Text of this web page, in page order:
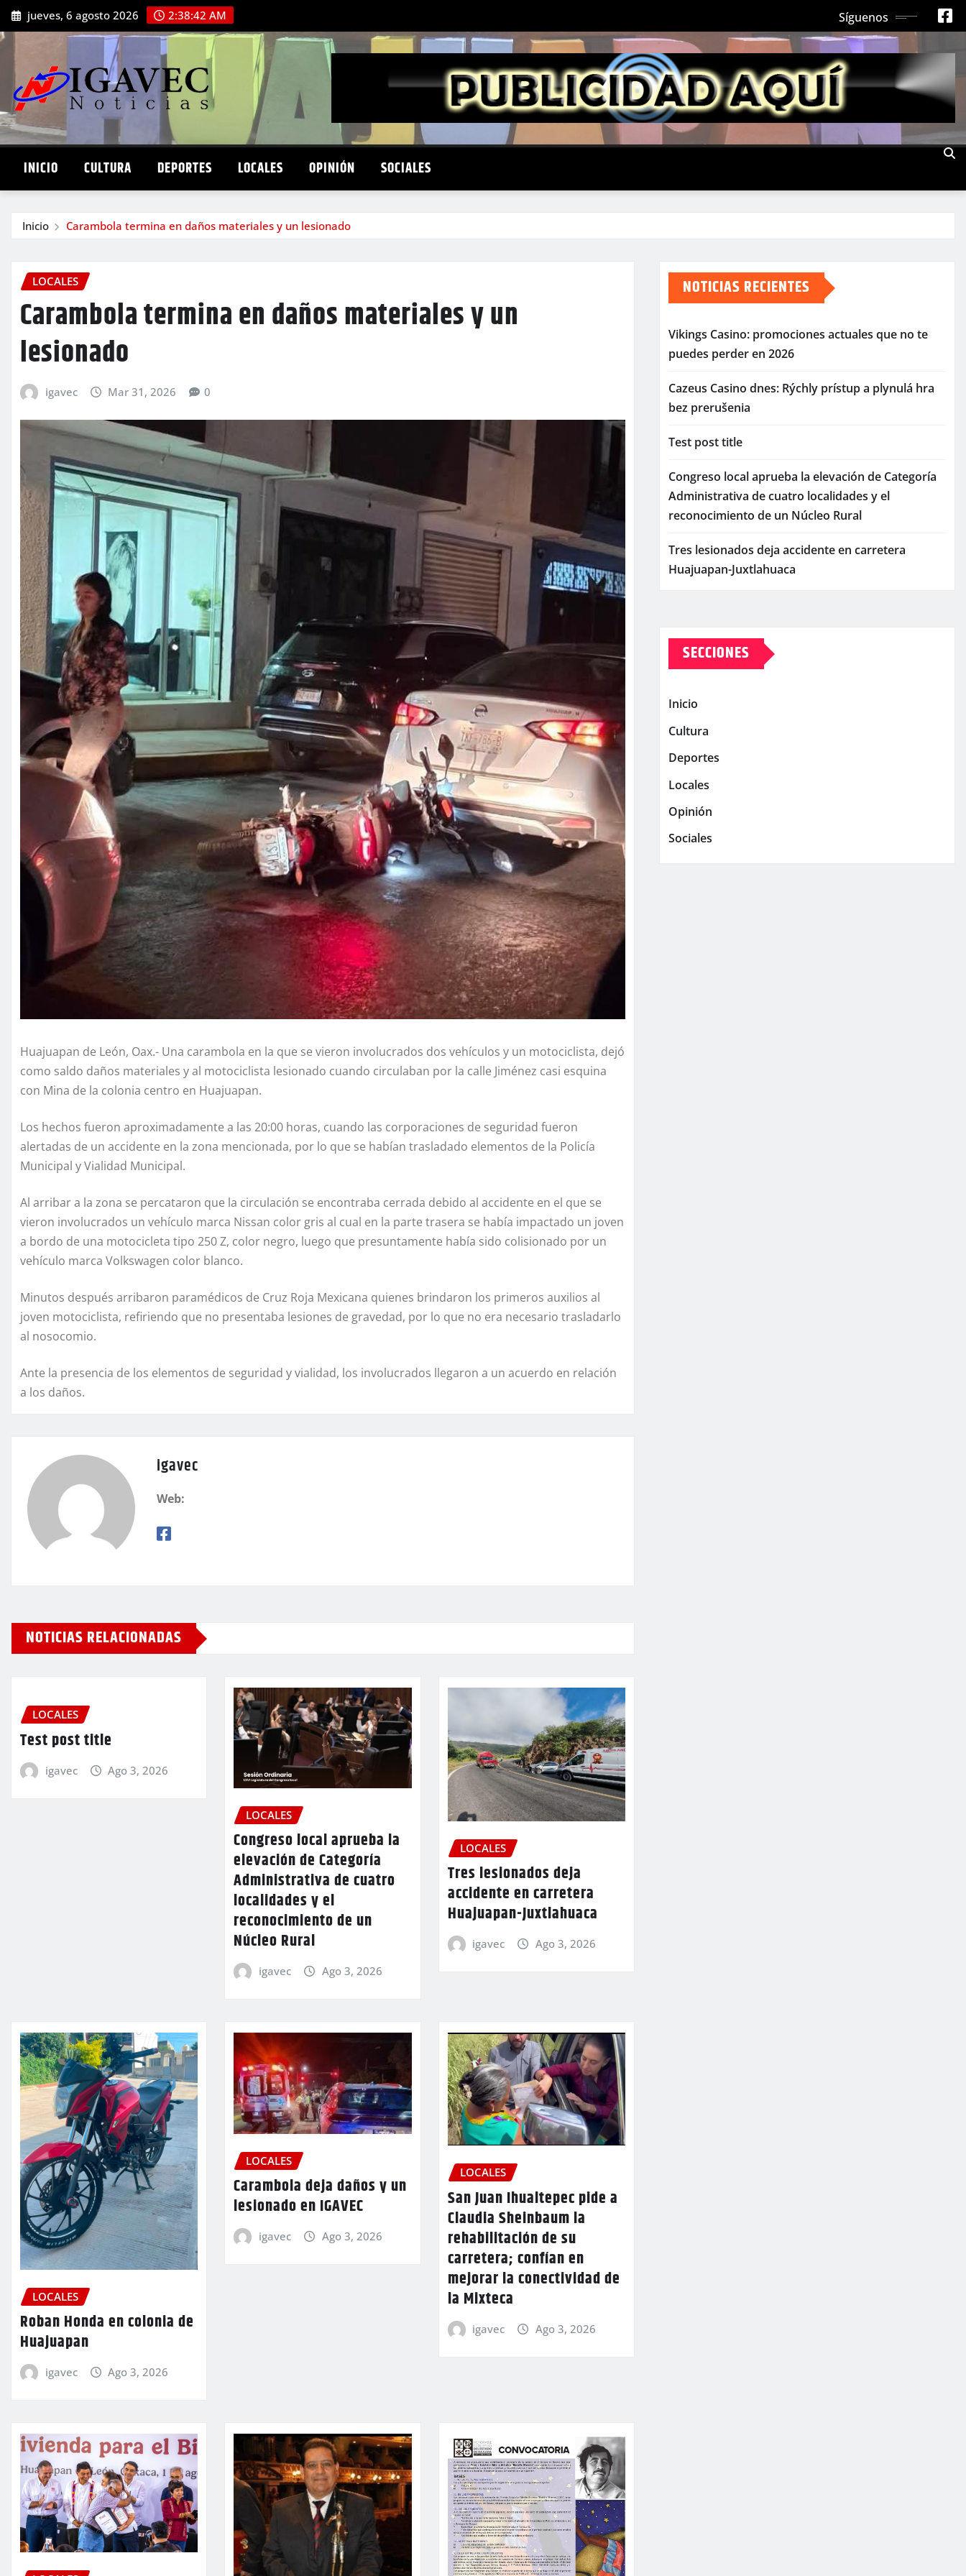
Saltar
al
contenido
jueves, 6 agosto 2026 2:38:43 AM Síguenos
INICIO CULTURA DEPORTES LOCALES OPINIÓN SOCIALES
Inicio Carambola termina en daños materiales y un lesionado
LOCALES
Carambola termina en daños materiales y un
lesionado
igavec Mar 31, 2026 0
Huajuapan de León, Oax.- Una carambola en la que se vieron involucrados dos vehículos y un motociclista, dejó
como saldo daños materiales y al motociclista lesionado cuando circulaban por la calle Jiménez casi esquina
con Mina de la colonia centro en Huajuapan.
Los hechos fueron aproximadamente a las 20:00 horas, cuando las corporaciones de seguridad fueron
alertadas de un accidente en la zona mencionada, por lo que se habían trasladado elementos de la Policía
Municipal y Vialidad Municipal.
Al arribar a la zona se percataron que la circulación se encontraba cerrada debido al accidente en el que se
vieron involucrados un vehículo marca Nissan color gris al cual en la parte trasera se había impactado un joven
a bordo de una motocicleta tipo 250 Z, color negro, luego que presuntamente había sido colisionado por un
vehículo marca Volkswagen color blanco.
Minutos después arribaron paramédicos de Cruz Roja Mexicana quienes brindaron los primeros auxilios al
joven motociclista, refiriendo que no presentaba lesiones de gravedad, por lo que no era necesario trasladarlo
al nosocomio.
Ante la presencia de los elementos de seguridad y vialidad, los involucrados llegaron a un acuerdo en relación
a los daños.
igavec
Web:
NOTICIAS RELACIONADAS
LOCALES
Test post title
igavec Ago 3, 2026
LOCALES
Congreso local aprueba la
elevación de Categoría
Administrativa de cuatro
localidades y el
reconocimiento de un
Núcleo Rural
igavec Ago 3, 2026
LOCALES
Tres lesionados deja
accidente en carretera
Huajuapan-Juxtlahuaca
igavec Ago 3, 2026
LOCALES
Roban Honda en colonia de
Huajuapan
igavec Ago 3, 2026
LOCALES
Carambola deja daños y un
lesionado en IGAVEC
igavec Ago 3, 2026
LOCALES
San Juan Ihualtepec pide a
Claudia Sheinbaum la
rehabilitación de su
carretera; confían en
mejorar la conectividad de
la Mixteca
igavec Ago 3, 2026
NOTICIAS RECIENTES
Vikings Casino: promociones actuales que no te
puedes perder en 2026
Cazeus Casino dnes: Rýchly prístup a plynulá hra
bez prerušenia
Test post title
Congreso local aprueba la elevación de Categoría
Administrativa de cuatro localidades y el
reconocimiento de un Núcleo Rural
Tres lesionados deja accidente en carretera
Huajuapan-Juxtlahuaca
SECCIONES
Inicio
Cultura
Deportes
Locales
Opinión
Sociales